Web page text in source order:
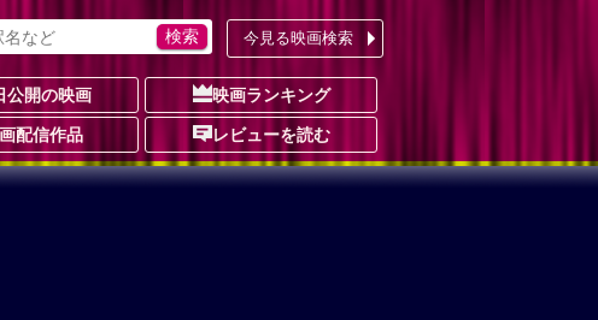
今見る映画検索
公開の映画 映画ランキング
配信作品 レビューを読む